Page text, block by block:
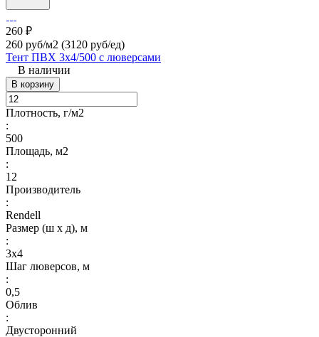
260 ₽
260 руб/м2 (3120 руб/eд)
Тент ПВХ 3х4/500 с люверсами
В наличии
В корзину
Плотность, г/м2
:
500
Площадь, м2
:
12
Производитель
:
Rendell
Размер (ш х д), м
:
3х4
Шаг люверсов, м
:
0,5
Облив
:
Двусторонний